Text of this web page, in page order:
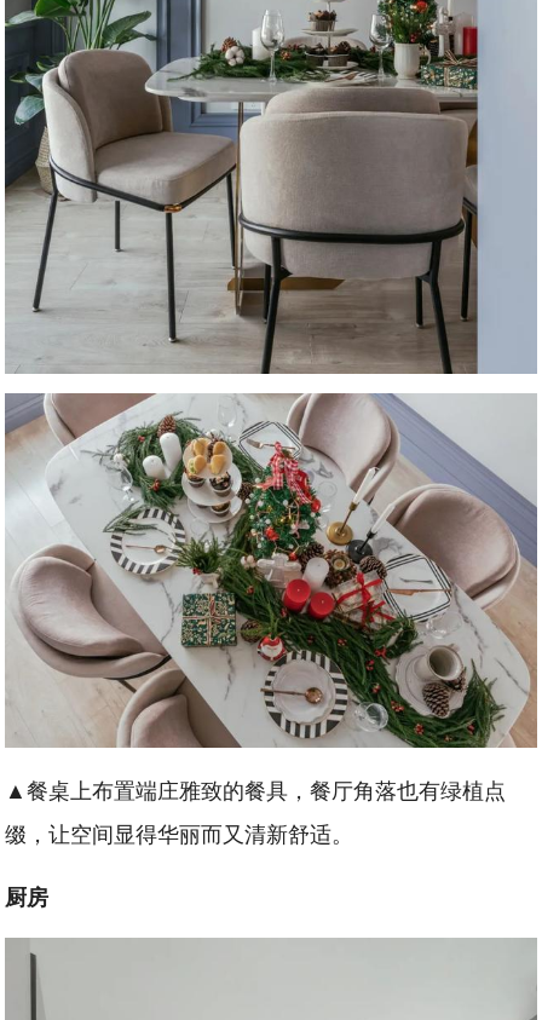
▲餐桌上布置端庄雅致的餐具，餐厅角落也有绿植点
缀，让空间显得华丽而又清新舒适。
厨房